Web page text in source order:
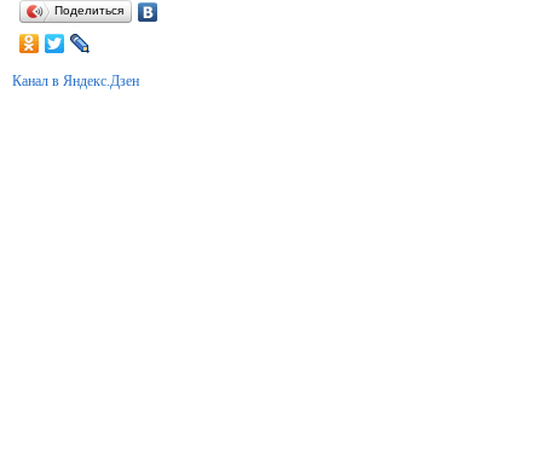
Поделиться
Канал в Яндекс.Дзен